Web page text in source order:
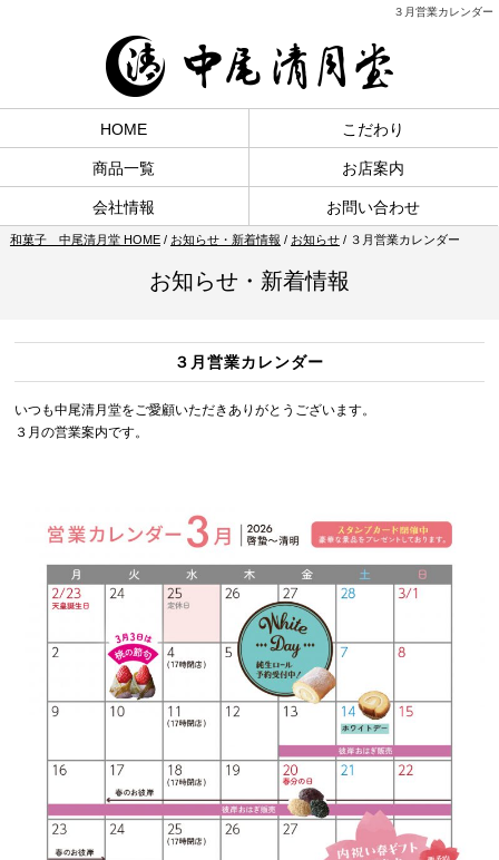
３月営業カレンダー
HOME こだわり
商品一覧 お店案内
会社情報 お問い合わせ
和菓子 中尾清月堂 HOME/ お知らせ・新着情報 / お知らせ/ ３月営業カレンダー
お知らせ・新着情報
３月営業カレンダー
いつも中尾清月堂をご愛顧いただきありがとうございます。
３月の営業案内です。